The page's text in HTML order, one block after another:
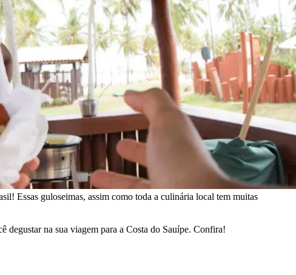
Essas guloseimas, assim como toda a culinária local tem muitas
degustar na sua viagem para a Costa do Sauípe. Confira!